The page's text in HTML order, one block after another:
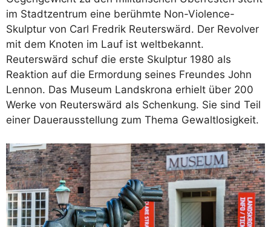
im Stadtzentrum eine berühmte Non-Violence-
Skulptur von Carl Fredrik Reuterswärd. Der Revolver
mit dem Knoten im Lauf ist weltbekannt.
Reuterswärd schuf die erste Skulptur 1980 als
Reaktion auf die Ermordung seines Freundes John
Lennon. Das Museum Landskrona erhielt über 200
Werke von Reuterswärd als Schenkung. Sie sind Teil
einer Dauerausstellung zum Thema Gewaltlosigkeit.